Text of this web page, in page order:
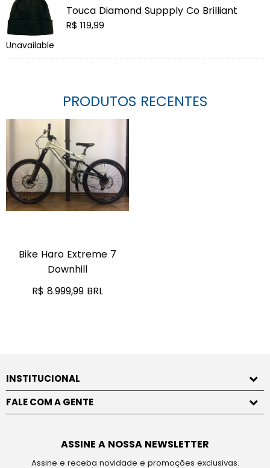
Unavailable
Touca Diamond Suppply Co Brilliant
Preço
R$ 119,99
PRODUTOS RECENTES
Bike Haro Extreme 7
Downhill
R$ 8.999,99 BRL
INSTITUCIONAL
FALE COM A GENTE
ASSINE A NOSSA NEWSLETTER
Assine e receba novidade e promoções exclusivas.